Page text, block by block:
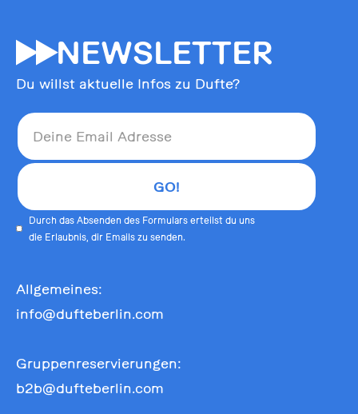
55NEWSLETTER
Du willst aktuelle Infos zu Dufte?
Durch das Absenden des Formulars erteilst du uns
die Erlaubnis, dir Emails zu senden.
Allgemeines:
info@dufteberlin.com
Gruppenreservierungen:
b2b@dufteberlin.com